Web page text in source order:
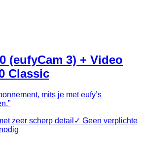
(eufyCam 3) + Video
Classic
mits je met eufy’s
”
zeer scherp detail ✓ Geen verplichte